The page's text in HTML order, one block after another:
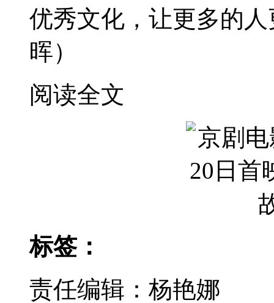
优秀文化，让更多的
晖）
阅读全文
标签：
责任编辑： 杨艳娜